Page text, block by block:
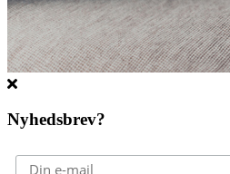
Nyhedsbrev?